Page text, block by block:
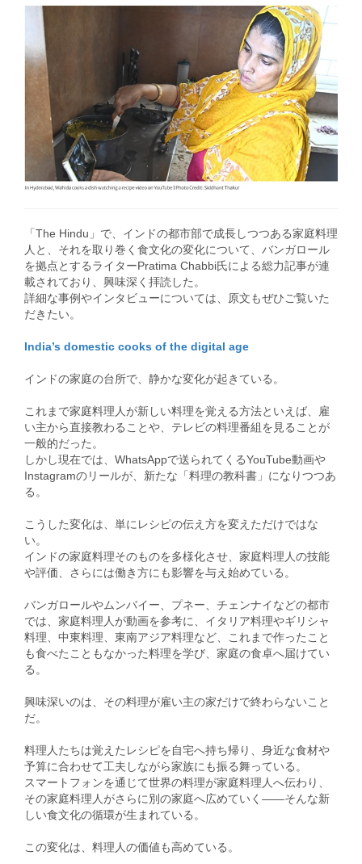
「The Hindu」で、インドの都市部で成長しつつある家庭料理
人と、それを取り巻く食文化の変化について、バンガロール
を拠点とするライターPratima Chabbi氏による総力記事が連
載されており、興味深く拝読した。
詳細な事例やインタビューについては、原文もぜひご覧いた
だきたい。
India’s domestic cooks of the digital age
インドの家庭の台所で、静かな変化が起きている。
これまで家庭料理人が新しい料理を覚える方法といえば、雇
い主から直接教わることや、テレビの料理番組を見ることが
一般的だった。
しかし現在では、WhatsAppで送られてくるYouTube動画や
Instagramのリールが、新たな「料理の教科書」になりつつあ
る。
こうした変化は、単にレシピの伝え方を変えただけではな
い。
インドの家庭料理そのものを多様化させ、家庭料理人の技能
や評価、さらには働き方にも影響を与え始めている。
バンガロールやムンバイー、プネー、チェンナイなどの都市
では、家庭料理人が動画を参考に、イタリア料理やギリシャ
料理、中東料理、東南アジア料理など、これまで作ったこと
も食べたこともなかった料理を学び、家庭の食卓へ届けてい
る。
興味深いのは、その料理が雇い主の家だけで終わらないこと
だ。
料理人たちは覚えたレシピを自宅へ持ち帰り、身近な食材や
予算に合わせて工夫しながら家族にも振る舞っている。
スマートフォンを通じて世界の料理が家庭料理人へ伝わり、
その家庭料理人がさらに別の家庭へ広めていく――そんな新
しい食文化の循環が生まれている。
この変化は、料理人の価値も高めている。